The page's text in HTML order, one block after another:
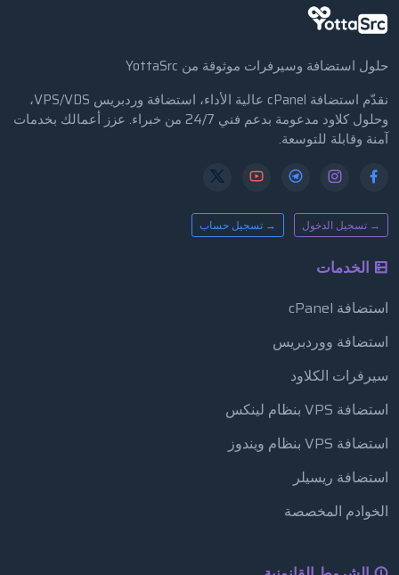
حلول استضافة وسيرفرات موثوقة من YottaSrc
نقدّم استضافة cPanel عالية الأداء، استضافة وردبريس VPS/VDS،
وحلول كلاود مدعومة بدعم فني 24/7 من خبراء. عزز أعمالك بخدمات
آمنة وقابلة للتوسعة.
→ تسجيل الدخول → تسجيل حساب
الخدمات
استضافة cPanel
استضافة ووردبريس
سيرفرات الكلاود
استضافة VPS بنظام لينكس
استضافة VPS بنظام ويندوز
استضافة ريسيلر
الخوادم المخصصة